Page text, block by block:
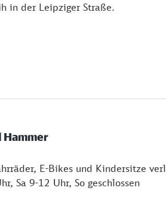
in der Leipziger Straße.
Hammer
E-Bikes und Kindersitze
Sa 9-12 Uhr, So geschlossen